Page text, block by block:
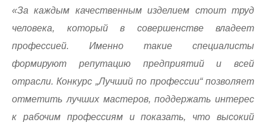
«За каждым качественным изделием стоит труд
человека, который в совершенстве владеет
профессией. Именно такие специалисты
формируют репутацию предприятий и всей
отрасли. Конкурс „Лучший по профессии“ позволяет
отметить лучших мастеров, поддержать интерес
к рабочим профессиям и показать, что высокий